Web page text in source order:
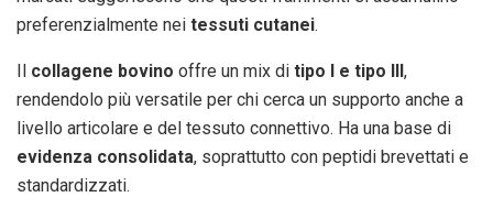
preferenzialmente nei tessuti cutanei.
Il collagene bovino offre un mix di tipo I e tipo III,
rendendolo più versatile per chi cerca un supporto anche a
livello articolare e del tessuto connettivo. Ha una base di
evidenza consolidata, soprattutto con peptidi brevettati e
standardizzati.